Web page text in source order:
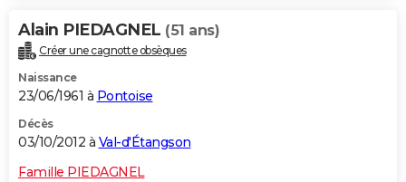
Alain PIEDAGNEL (51 ans)
Créer une cagnotte obsèques
Naissance
23/06/1961 à Pontoise
Décès
03/10/2012 à Val-d'Étangson
Famille PIEDAGNEL